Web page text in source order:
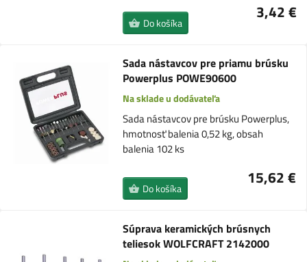
3,42 €
Do košíka
Sada nástavcov pre priamu brúsku
Powerplus POWE90600
Na sklade u dodávateľa
Sada nástavcov pre brúsku Powerplus,
hmotnosť balenia 0,52 kg, obsah
balenia 102 ks
15,62 €
Do košíka
Súprava keramických brúsnych
teliesok WOLFCRAFT 2142000